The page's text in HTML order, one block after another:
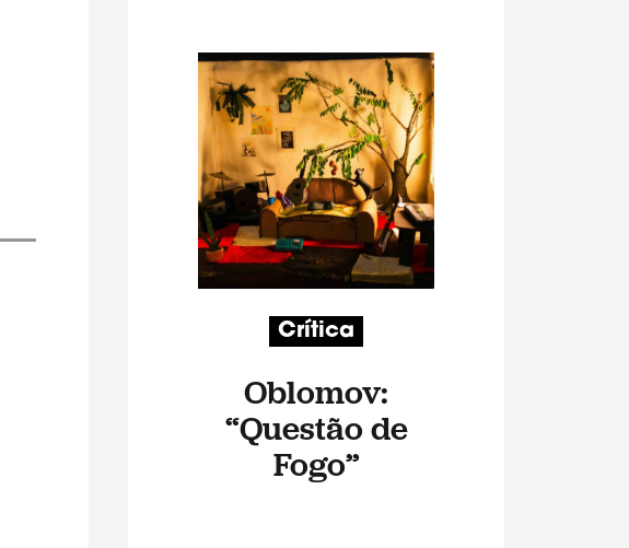
Crítica
Oblomov:
“Questão de
Fogo”